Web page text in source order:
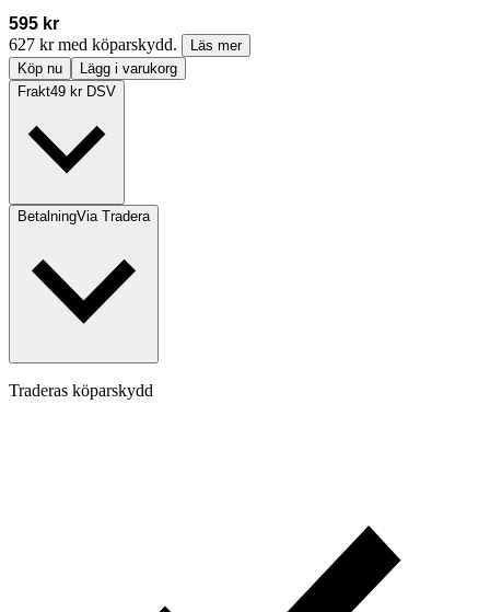
595 kr
627 kr med köparskydd.
Läs mer
Köp nu
Lägg i varukorg
Frakt49 kr DSV
BetalningVia Tradera
Traderas köparskydd